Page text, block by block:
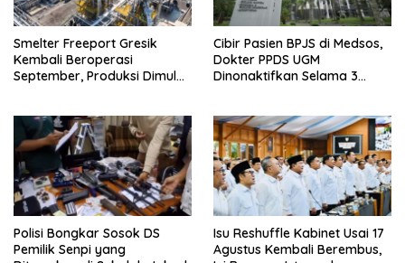
Smelter Freeport Gresik
Kembali Beroperasi
September, Produksi Dimulai
Cibir Pasien BPJS di Medsos,
Dokter PPDS UGM
Dinonaktifkan Selama 3
Polisi Bongkar Sosok DS
Pemilik Senpi yang
Isu Reshuffle Kabinet Usai 17
Agustus Kembali Berembus,